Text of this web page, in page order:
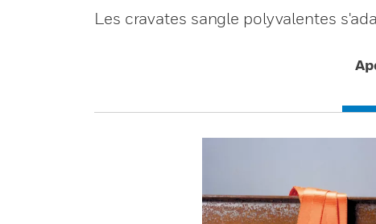
Les cravates sangle polyvalentes